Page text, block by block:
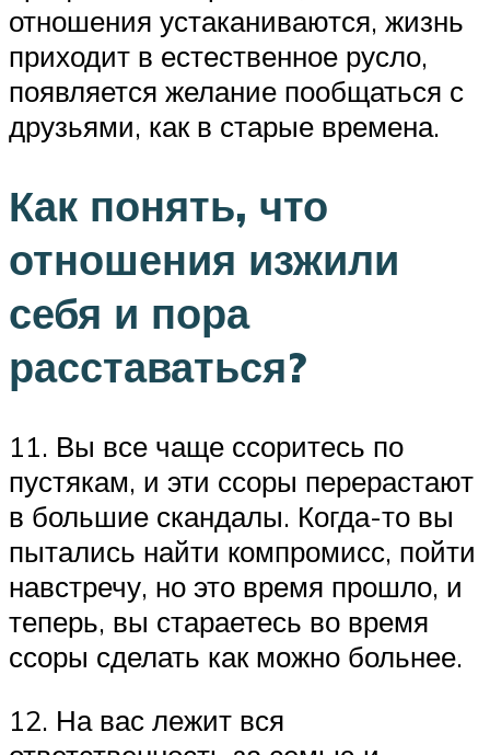
отношения устаканиваются, жизнь
приходит в естественное русло,
появляется желание пообщаться с
друзьями, как в старые времена.
Как понять, что
отношения изжили
себя и пора
расставаться?
11. Вы все чаще ссоритесь по
пустякам, и эти ссоры перерастают
в большие скандалы. Когда-то вы
пытались найти компромисс, пойти
навстречу, но это время прошло, и
теперь, вы стараетесь во время
ссоры сделать как можно больнее.
12. На вас лежит вся